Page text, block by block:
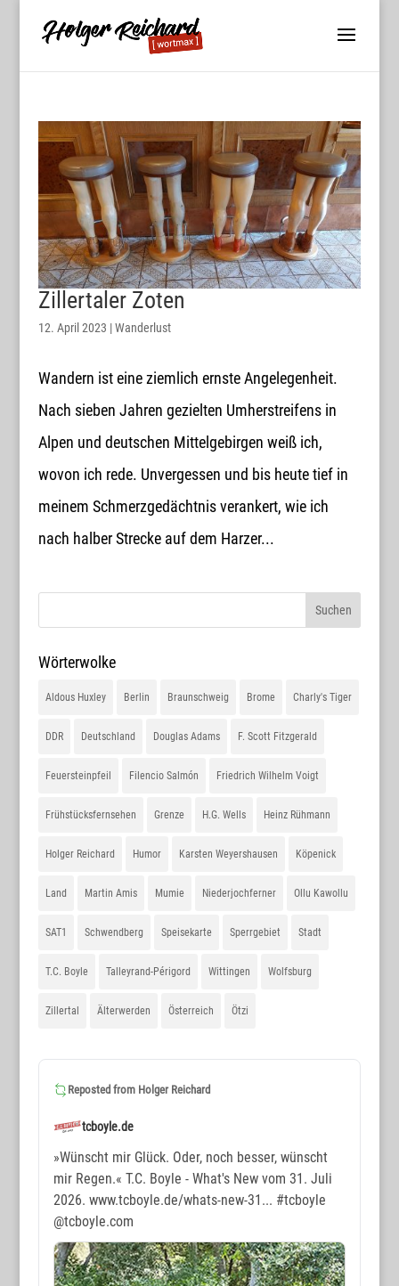
Zillertaler Zoten
12. April 2023 |Wanderlust
Wandern ist eine ziemlich ernste Angelegenheit.
Nach sieben Jahren gezielten Umherstreifens in
Alpen und deutschen Mittelgebirgen weiß ich,
wovon ich rede. Unvergessen und bis heute tief in
meinem Schmerzgedächtnis verankert, wie ich
nach halber Strecke auf dem Harzer...
Wörterwolke
Aldous Huxley Berlin Braunschweig Brome Charly's Tiger
DDR Deutschland Douglas Adams F. Scott Fitzgerald
Feuersteinpfeil Filencio Salmón Friedrich Wilhelm Voigt
Frühstücksfernsehen Grenze H.G. Wells Heinz Rühmann
Holger Reichard Humor Karsten Weyershausen Köpenick
Land Martin Amis Mumie Niederjochferner Ollu Kawollu
SAT1 Schwendberg Speisekarte Sperrgebiet Stadt
T.C. Boyle Talleyrand-Périgord Wittingen Wolfsburg
Zillertal Älterwerden Österreich Ötzi
Reposted from Holger Reichard
tcboyle.de
»Wünscht mir Glück. Oder, noch besser, wünscht
mir Regen.« T.C. Boyle - What's New vom 31. Juli
2026. www.tcboyle.de/whats-new-31... #tcboyle
@tcboyle.com